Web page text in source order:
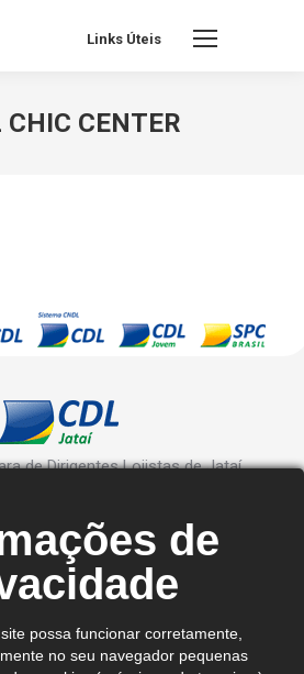
Links Úteis
CHIC CENTER
de Dirigentes Lojistas de Jataí
Ver no mapa
99602 - 8923
de
possa funcionar corretamente,
no seu navegador pequenas